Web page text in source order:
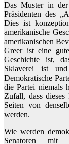
Das Muster in der
Präsidenten des
Dies ist
amerikanische
amerikanischen
Greer ist eine
Geschichte ist,
Sklaverei ist
Demokratische
die Partei niemals
Zufall, dass dieses
Seiten von
werden.
Wie werden
Senatoren mit